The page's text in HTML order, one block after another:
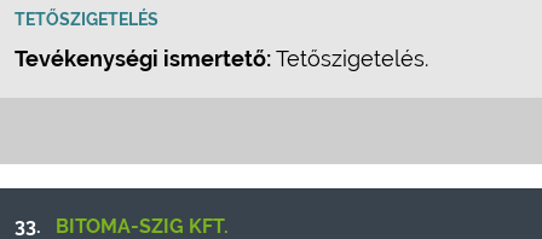
TETŐSZIGETELÉS
Tevékenységi ismertető:Tetőszigetelés.
33. BITOMA-SZIG KFT.